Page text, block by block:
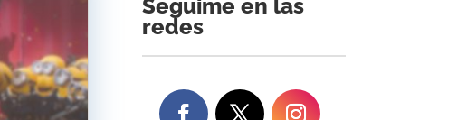
Seguime en las
redes